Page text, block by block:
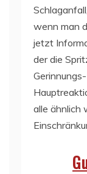
wenn man
jetzt
der die
alle ähnlich